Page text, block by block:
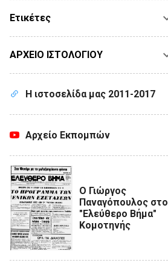
Ετικέτες
ΑΡΧΕΙΟ ΙΣΤΟΛΟΓΙΟΥ
Η ιστοσελίδα μας 2011-2017
Αρχείο Εκπομπών
Ο Γιώργος
Παναγόπουλος στο
"Ελεύθερο Βήμα"
Κομοτηνής